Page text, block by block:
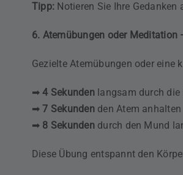
Tipp: Notieren Sie Ihre
6. Atemübungen oder Meditation
Gezielte Atemübungen oder
➡4 Sekundenlangsam durch die
➡7 Sekundenden Atem anhalten
➡ 8 Sekundendurch den Mund
Diese Übung entspannt den